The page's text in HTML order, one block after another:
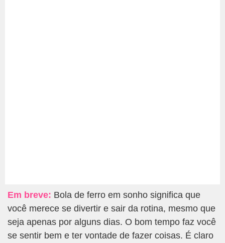
Em breve: Bola de ferro em sonho significa que
você merece se divertir e sair da rotina, mesmo que
seja apenas por alguns dias. O bom tempo faz você
se sentir bem e ter vontade de fazer coisas. É claro